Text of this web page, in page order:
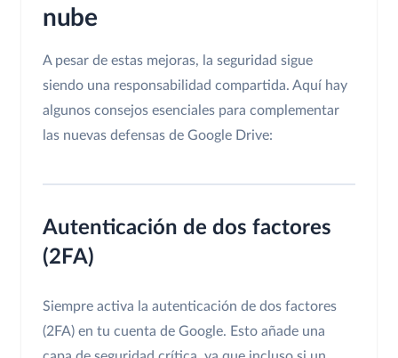
nube
A pesar de estas mejoras, la seguridad sigue
siendo una responsabilidad compartida. Aquí hay
algunos consejos esenciales para complementar
las nuevas defensas de Google Drive:
Autenticación de dos factores
(2FA)
Siempre activa la autenticación de dos factores
(2FA) en tu cuenta de Google. Esto añade una